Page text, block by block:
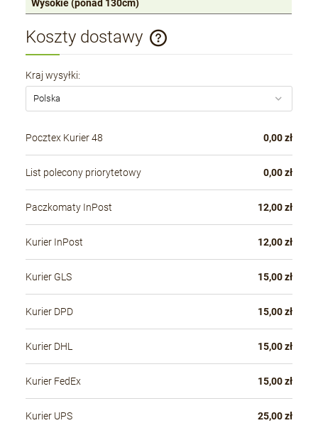
Wysokie (ponad 130cm)
Koszty dostawy
Cena nie zawiera ewentualnych kosztów płatności
Kraj wysyłki:
Pocztex Kurier 48 0,00 zł
List polecony priorytetowy 0,00 zł
Paczkomaty InPost 12,00 zł
Kurier InPost 12,00 zł
Kurier GLS 15,00 zł
Kurier DPD 15,00 zł
Kurier DHL 15,00 zł
Kurier FedEx 15,00 zł
Kurier UPS 25,00 zł